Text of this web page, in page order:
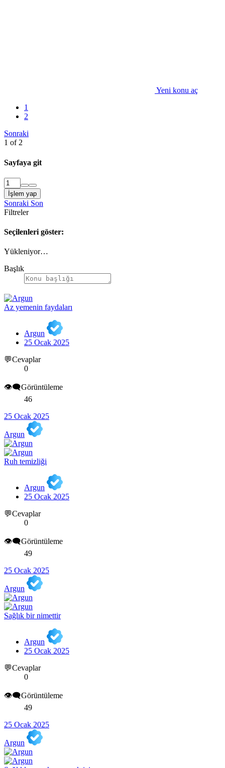
Yeni konu aç
1
2
Sonraki
1 of 2
Sayfaya git
İşlem yap
Sonraki Son
Filtreler
Seçilenleri göster:
Yükleniyor…
Başlık
Az yemenin faydaları
Argun
25 Ocak 2025
💬Cevaplar
0
👁️‍🗨️Görüntüleme
46
25 Ocak 2025
Argun
Ruh temizliği
Argun
25 Ocak 2025
💬Cevaplar
0
👁️‍🗨️Görüntüleme
49
25 Ocak 2025
Argun
Sağlık bir nimettir
Argun
25 Ocak 2025
💬Cevaplar
0
👁️‍🗨️Görüntüleme
49
25 Ocak 2025
Argun